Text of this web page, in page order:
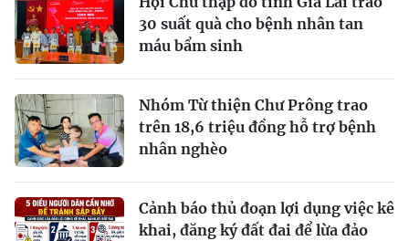
30 suất quà cho bệnh nhân tan
máu bẩm sinh
Nhóm Từ thiện Chư Prông trao
trên 18,6 triệu đồng hỗ trợ bệnh
nhân nghèo
Cảnh báo thủ đoạn lợi dụng việc kê
khai, đăng ký đất đai để lừa đảo